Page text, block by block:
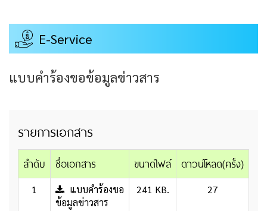
E-Service
แบบคำร้องขอข้อมูลข่าวสาร
รายการเอกสาร
ลำดับ ชื่อเอกสาร ขนาดไฟล์ ดาวน์โหลด(ครั้ง)
1
แบบคำร้องขอ
ข้อมูลข่าวสาร
241 KB. 27